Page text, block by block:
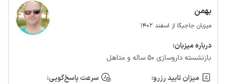
بهمن
میزبان جاجیگا از اسفند 1402
درباره‌ میزبان:
بازنشسته داروسازی 50 ساله و متاهل
میزان تایید رزرو:
سرعت پاسخ‌گویی: